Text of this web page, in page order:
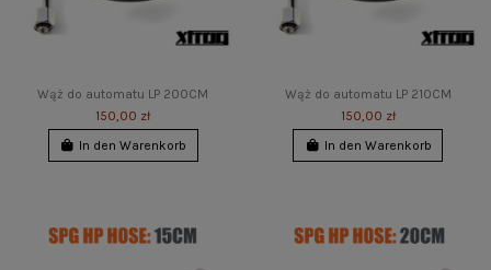
Wąż do automatu LP 200CM
150,00 zł
In den Warenkorb
Wąż do automatu LP 210CM
150,00 zł
In den Warenkorb